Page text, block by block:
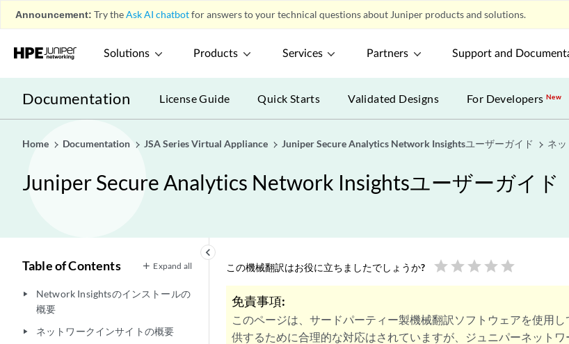
Announcement: Try theAsk AI chatbotfor answers to your technical questions about Juniper products and solutions.
Solutions Products Services Partners Support and
Documentation License Guide Quick Starts Validated Designs For DevelopersNew
Home Documentation JSA Series Virtual Appliance Juniper Secure Analytics Network Insightsユーザーガイド ネ
Juniper Secure Analytics Network Insightsユーザーガイド
keyboard_arrow_left
Table of Contents Expand all
play_arrow
Network Insightsのインストールの
概要
play_arrow ネットワークインサイトの概要
この機械翻訳はお役に立ちましたでしょうか? star star star star star
免責事項:
このページは、サードパーティー製機械翻訳ソフトウェアを使用
供するために合理的な対応はされていますが、ジュニパーネット